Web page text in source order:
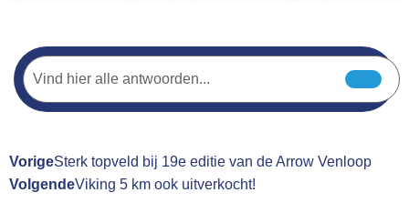
VorigeSterk topveld bij 19e editie van de Arrow Venloop
VolgendeViking 5 km ook uitverkocht!